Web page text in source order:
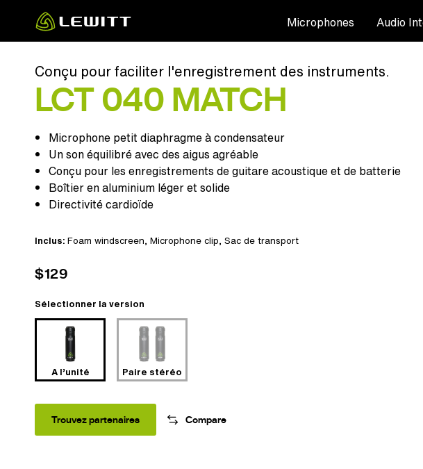
main
Microphones Audio
Conçu pour faciliter l'enregistrement des instruments.
LCT 040 MATCH
Microphone petit diaphragme à condensateur
Un son équilibré avec des aigus agréable
Conçu pour les enregistrements de guitare acoustique et de batterie
Boîtier en aluminium léger et solide
Directivité cardioïde
Inclus: Foam windscreen, Microphone clip, Sac de transport
$129
Sélectionner la version
A l’unité Paire stéréo
Trouvez partenaires Compare